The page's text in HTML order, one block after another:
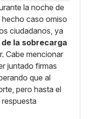
la noche de
hecho caso omiso
ciudadanos, ya
la sobrecarga
Cabe mencionar
juntado firmas
que al
pero hasta el